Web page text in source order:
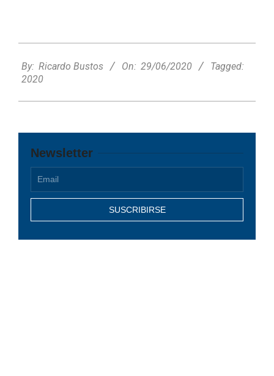
06-
29
By: Ricardo Bustos On: 29/06/2020
Tagged:
2020
Newsletter